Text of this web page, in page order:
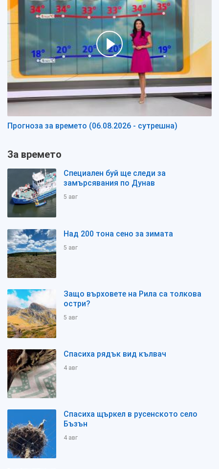
Прогноза за времето (06.08.2026 - сутрешна)
За времето
Специален буй ще следи за
замърсявания по Дунав
5 авг
Над 200 тона сено за зимата
5 авг
Защо върховете на Рила са толкова
остри?
5 авг
Спасиха рядък вид кълвач
4 авг
Спасиха щъркел в русенското село
Бъзън
4 авг